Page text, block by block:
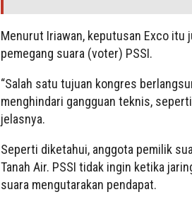
Menurut Iriawan, keputusan Exco itu
pemegang suara (voter) PSSI.
“Salah satu tujuan kongres
menghindari gangguan teknis,
jelasnya.
Seperti diketahui, anggota pemilik
Tanah Air. PSSI tidak ingin ketika
suara mengutarakan pendapat.